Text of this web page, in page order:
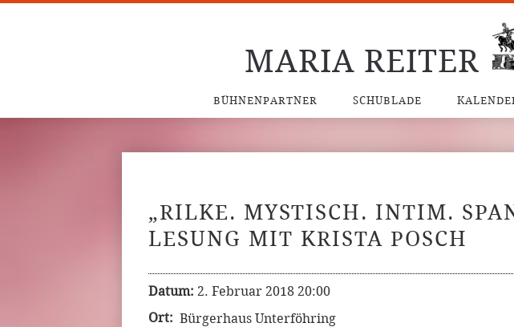
MARIA REITER
BÜHNENPARTNER SCHUBLADE
„RILKE. MYSTISCH. INTIM.
LESUNG MIT KRISTA POSCH
Datum: 2. Februar 2018 20:00
Ort: Bürgerhaus Unterföhring